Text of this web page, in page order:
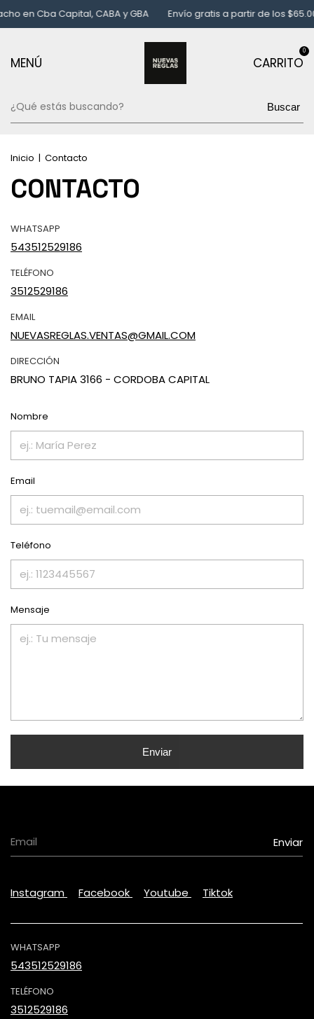
en Cba Capital, CABA y GBA Envío gratis a partir de los
MENÚ CARRITO
0
Buscar
Inicio | Contacto
CONTACTO
WHATSAPP
543512529186
TELÉFONO
3512529186
EMAIL
NUEVASREGLAS.VENTAS@GMAIL.COM
DIRECCIÓN
BRUNO TAPIA 3166 - CORDOBA CAPITAL
Nombre
Email
Teléfono
Mensaje
Enviar
Instagram Facebook Youtube Tiktok
WHATSAPP
543512529186
TELÉFONO
3512529186